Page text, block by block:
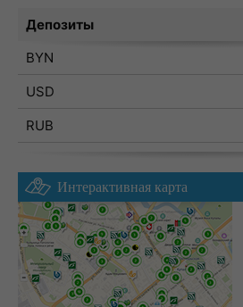
Депозиты
BYN
USD
RUB
Интерактивная карта